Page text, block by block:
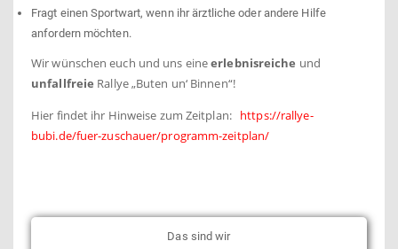
Fragt einen Sportwart, wenn ihr ärztliche oder andere Hilfe
anfordern möchten.
Wir wünschen euch und uns eineerlebnisreiche und
unfallfreie Rallye „Buten un‘ Binnen“!
Hier findet ihr Hinweise zum Zeitplan: https://rallye-
bubi.de/fuer-zuschauer/programm-zeitplan/
Das sind wir